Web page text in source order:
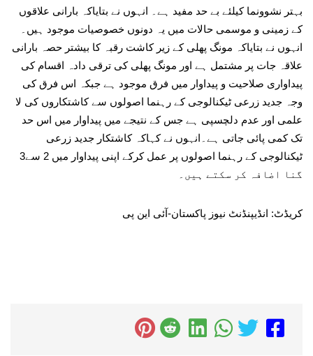
بہتر نشوونما کیلئے بے حد مفید ہے۔ انہوں نے بتایاکہ بارانی علاقوں
کے زمینی و موسمی حالات میں یہ دونوں خصوصیات موجود ہیں۔
انہوں نے بتایاکہ مونگ پھلی کے زیر کاشت رقبہ کا بیشتر حصہ بارانی
علاقہ جات پر مشتمل ہے اور مونگ پھلی کی ترقی دادہ اقسام کی
پیداواری صلاحیت و پیداوار میں فرق موجود ہے جبکہ اس فرق کی
وجہ جدید زرعی ٹیکنالوجی کے رہنما اصولوں سے کاشتکاروں کی لا
علمی اور عدم دلچسپی ہے جس کے نتیجے میں پیداوار میں اس حد
تک کمی پائی جاتی ہے۔انہوں نے کہاکہ کاشتکار جدید زرعی
ٹیکنالوجی کے رہنما اصولوں پر عمل کرکے اپنی پیداوار میں 2 سے3
گنا اضافہ کر سکتے ہیں۔
کریڈٹ: انڈیپنڈنٹ نیوز پاکستان-آئی این پی